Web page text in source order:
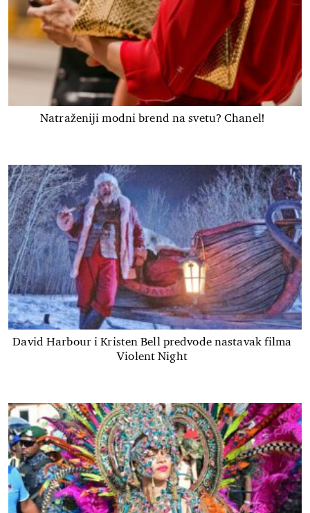
Natraženiji modni brend na svetu? Chanel!
David Harbour i Kristen Bell predvode nastavak filma
Violent Night